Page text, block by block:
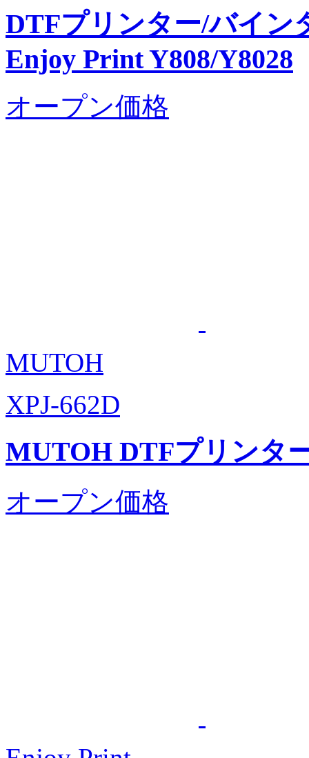
DTFプリンター/バイン
Enjoy Print Y808/Y8028
オープン価格
MUTOH
XPJ-662D
MUTOH DTFプリンタ
オープン価格